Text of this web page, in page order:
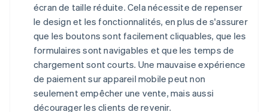
écran de taille réduite. Cela nécessite de repenser
le design et les fonctionnalités, en plus de s'assurer
que les boutons sont facilement cliquables, que les
formulaires sont navigables et que les temps de
chargement sont courts. Une mauvaise expérience
de paiement sur appareil mobile peut non
seulement empêcher une vente, mais aussi
décourager les clients de revenir.